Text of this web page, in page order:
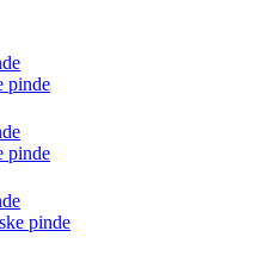
pinde
pinde
pinde